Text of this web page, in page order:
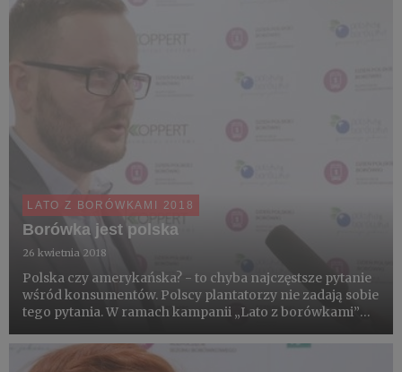
LATO Z BORÓWKAMI 2018
Borówka jest polska
26 kwietnia 2018
Polska czy amerykańska? - to chyba najczęstsze pytanie
wśród konsumentów. Polscy plantatorzy nie zadają sobie
tego pytania. W ramach kampanii „Lato z borówkami”
jako promotorów zdrowego stylu życia. To wszystko w
zgod...